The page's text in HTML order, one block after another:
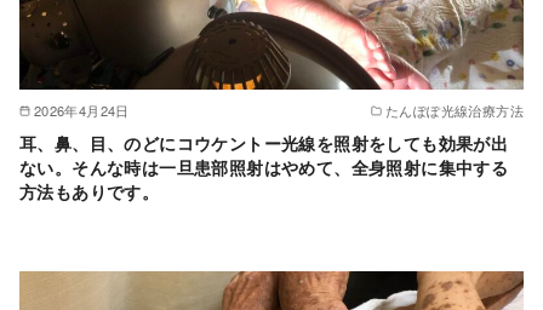
2026年4月24日 たんぽぽ光線治療方法
耳、鼻、目、のどにコウケントー光線を照射をしても効果が出
ない。そんな時は一旦患部照射はやめて、全身照射に集中する
方法もありです。